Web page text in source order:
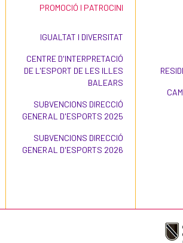
PROMOCIÓ I PATROCINI
IGUALTAT I DIVERSITAT
CENTRE D'INTERPRETACIÓ
DE L'ESPORT DE LES ILLES
BALEARS
SUBVENCIONS DIRECCIÓ
GENERAL D'ESPORTS 2025
SUBVENCIONS DIRECCIÓ
GENERAL D'ESPORTS 2026